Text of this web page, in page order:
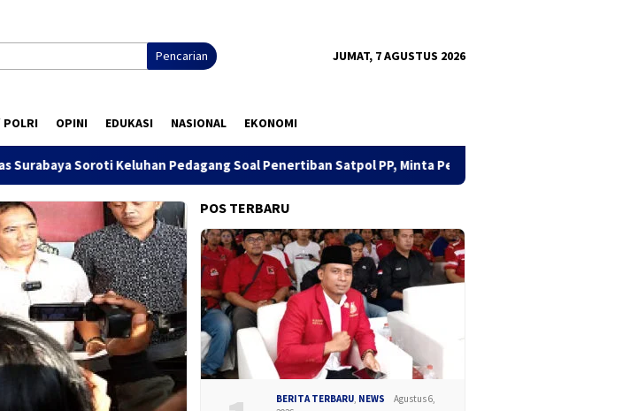
Pencarian JUMAT, 7 AGUSTUS 2026
POLRI OPINI EDUKASI NASIONAL EKONOMI
Pedagang Soal Penertiban Satpol PP, Minta Pendekatan Humanis
POS TERBARU
BERITA TERBARU NEWS
Agustus 6,